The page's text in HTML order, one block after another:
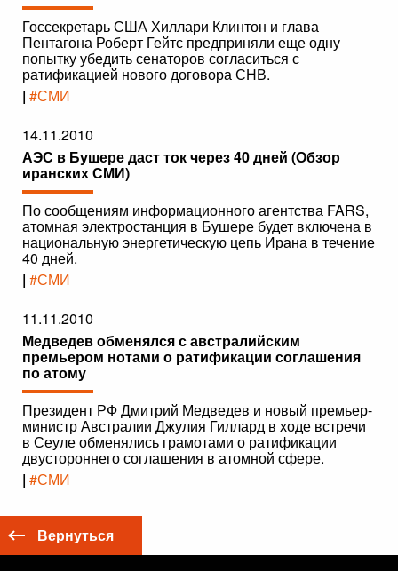
Госсекретарь США Хиллари Клинтон и глава
Пентагона Роберт Гейтс предприняли еще одну
попытку убедить сенаторов согласиться с
ратификацией нового договора СНВ.
| #СМИ
14.11.2010
АЭС в Бушере даст ток через 40 дней (Обзор
иранских СМИ)
По сообщениям информационного агентства FARS,
атомная электростанция в Бушере будет включена в
национальную энергетическую цепь Ирана в течение
40 дней.
| #СМИ
11.11.2010
Медведев обменялся с австралийским
премьером нотами о ратификации соглашения
по атому
Президент РФ Дмитрий Медведев и новый премьер-
министр Австралии Джулия Гиллард в ходе встречи
в Сеуле обменялись грамотами о ратификации
двустороннего соглашения в атомной сфере.
| #СМИ
Вернуться